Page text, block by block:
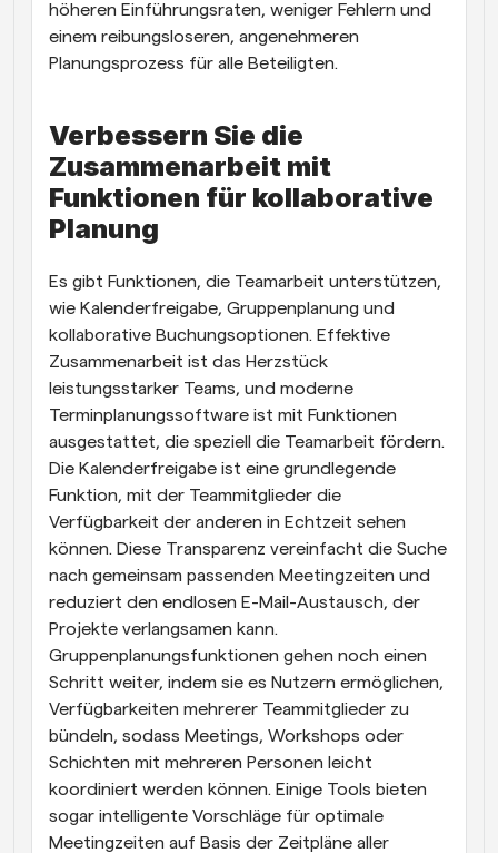
höheren Einführungsraten, weniger Fehlern und
einem reibungsloseren, angenehmeren
Planungsprozess für alle Beteiligten.
Verbessern Sie die
Zusammenarbeit mit
Funktionen für kollaborative
Planung
Es gibt Funktionen, die Teamarbeit unterstützen,
wie Kalenderfreigabe, Gruppenplanung und
kollaborative Buchungsoptionen. Effektive
Zusammenarbeit ist das Herzstück
leistungsstarker Teams, und moderne
Terminplanungssoftware ist mit Funktionen
ausgestattet, die speziell die Teamarbeit fördern.
Die Kalenderfreigabe ist eine grundlegende
Funktion, mit der Teammitglieder die
Verfügbarkeit der anderen in Echtzeit sehen
können. Diese Transparenz vereinfacht die Suche
nach gemeinsam passenden Meetingzeiten und
reduziert den endlosen E-Mail-Austausch, der
Projekte verlangsamen kann.
Gruppenplanungsfunktionen gehen noch einen
Schritt weiter, indem sie es Nutzern ermöglichen,
Verfügbarkeiten mehrerer Teammitglieder zu
bündeln, sodass Meetings, Workshops oder
Schichten mit mehreren Personen leicht
koordiniert werden können. Einige Tools bieten
sogar intelligente Vorschläge für optimale
Meetingzeiten auf Basis der Zeitpläne aller